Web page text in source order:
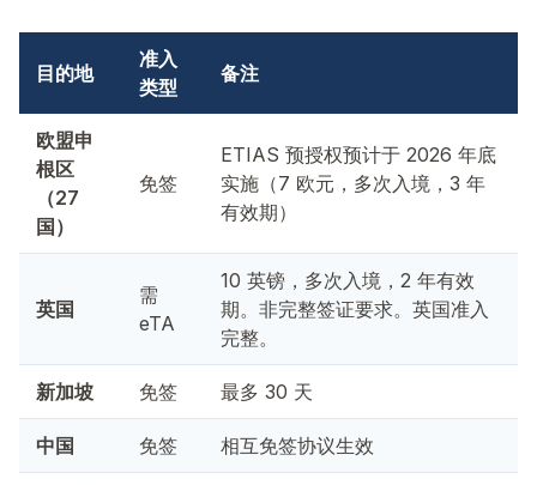
目的地
准入
类型
备注
欧盟申
根区
（27
国）
免签
ETIAS 预授权预计于 2026 年底
实施（7 欧元，多次入境，3 年
有效期）
英国
需
eTA
10 英镑，多次入境，2 年有效
期。非完整签证要求。英国准入
完整。
新加坡 免签 最多 30 天
中国 免签 相互免签协议生效